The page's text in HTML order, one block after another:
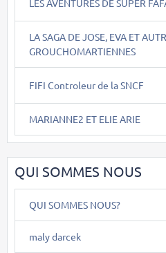
LES AVENTURES DE SUPER
LA SAGA DE JOSE, EVA ET
GROUCHOMARTIENNES
FIFI Controleur de la SNCF
MARIANNE2 ET ELIE ARIE
QUI SOMMES NOUS
QUI SOMMES NOUS?
maly darcek